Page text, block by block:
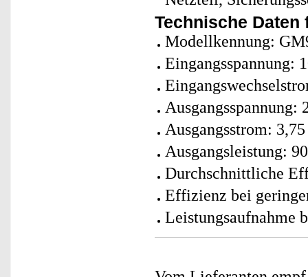
Technische Daten
Modellkennung:
Eingangsspannung:
Ausgangsspannung:
Ausgangsstrom:
Ausgangsleistung:
Durchschnittliche
Effizienz bei
Leistungsaufnahme